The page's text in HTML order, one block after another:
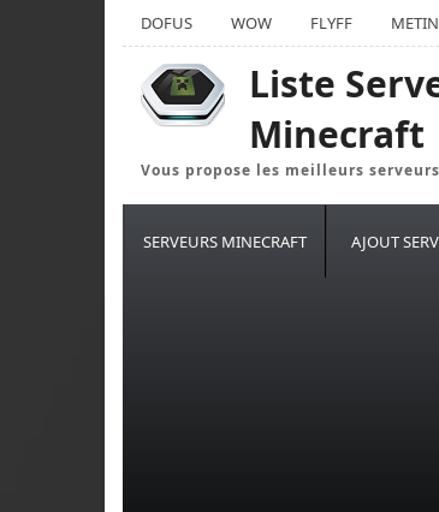
DOFUS WOW FLYFF
Liste
Minecraft
Vous propose les meilleurs
SERVEURS MINECRAFT AJOUT